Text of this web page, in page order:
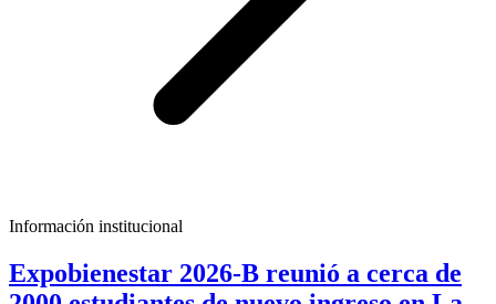
Información institucional
Expobienestar 2026-B reunió a cerca de